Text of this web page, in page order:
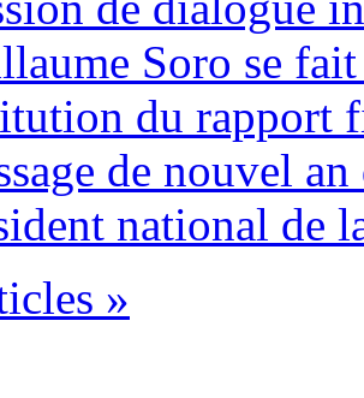
Soro se
du rapport
de nouvel
national de
»